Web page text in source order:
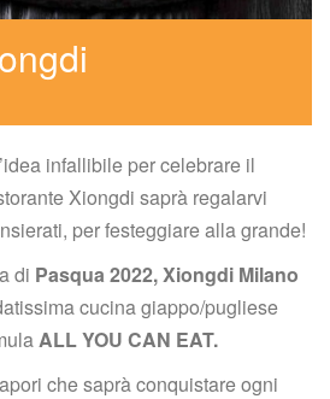
infallibile per celebrare il
Xiongdi saprà regalarvi
per festeggiare alla grande!
di Pasqua 2022, Xiongdi Milano
cucina giappo/pugliese
ALL YOU CAN EAT.
che saprà conquistare ogni